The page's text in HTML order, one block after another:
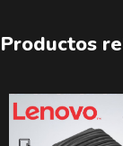
Productos